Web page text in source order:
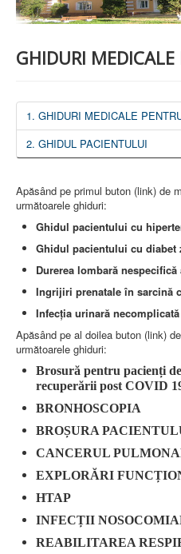
CERTIFICAT
STRUCTURA SPITALULUI
SECŢIA OBSTETRICĂ
SECŢIA MEDICINĂ
COMPARTIMENT
COMPARTIMENTUL DE
LABORATOARE
LABORATOR DE
MEDICALĂ
BLOC STERILIZARE
DISPENSAR DE
AMBULATORIU INTEGRAT
AMBULATOR BOLI
AMBULATOR
AMBULATOR CHIRURGIE
AMBULATOR
AMBULATOR MEDICINĂ
AMBULATOR
AMBULATOR PEDIATRIE
AMBULATOR ÎNGRIJIRI
MANAGEMENT
PROIECT DE
PLAN STRATEGIC 2021 -
PROIECT DE
PROIECT DE
CONSILIUL DE
COMITET DIRECTOR
DECLARATIE MANAGER
SISTEMULUI DE
PLAN MANAGEMENT
GHIDURI
1. GHIDURI MEDICALE
2. GHIDUL PACIENTULUI
Apăsând pe primul buton (link) de
următoarele ghiduri:
Ghidul pacientului cu
Ghidul pacientului cu diabet
Durerea lombară
Ingrijiri prenatale în sarcină
Infecția urinară
Apăsând pe al doilea buton (link)
următoarele ghiduri:
Brosură pentru pacienți
recuperării post COVID
BRONHOSCOPIA
BROȘURA
CANCERUL
EXPLORĂRI
HTAP
INFECȚII
REABILITAREA